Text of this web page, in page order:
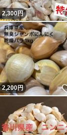
2,300円
2,200円